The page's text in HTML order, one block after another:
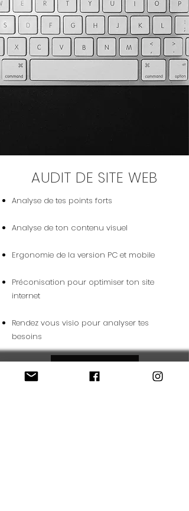
AUDIT DE SITE WEB
Analyse de tes points forts
Analyse de ton contenu visuel
Ergonomie de la version PC et mobile
Préconisation pour optimiser ton site
internet
Rendez vous visio pour analyser tes
besoins